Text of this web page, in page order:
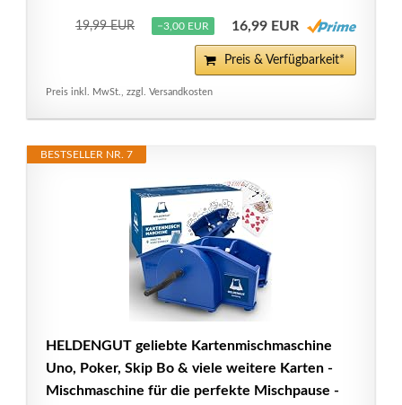
19,99 EUR −3,00 EUR 16,99 EUR
Preis & Verfügbarkeit*
Preis inkl. MwSt., zzgl. Versandkosten
BESTSELLER NR. 7
HELDENGUT geliebte Kartenmischmaschine
Uno, Poker, Skip Bo & viele weitere Karten -
Mischmaschine für die perfekte Mischpause -